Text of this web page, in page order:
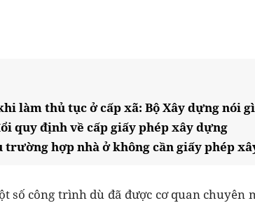
làm thủ tục ở cấp xã: Bộ Xây dựng nói
quy định về cấp giấy phép xây dựng
trường hợp nhà ở không cần giấy phép
số công trình dù đã được cơ quan